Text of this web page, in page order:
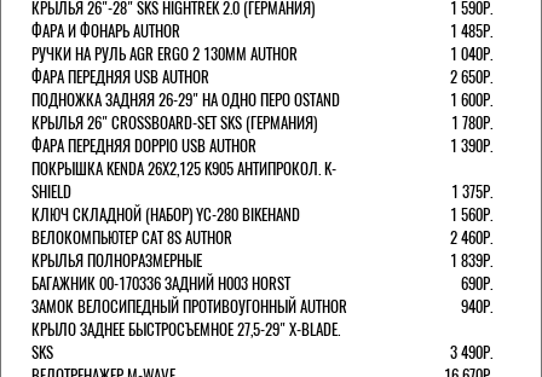
КРЫЛЬЯ 26"-28" SKS HIGHTREK 2.0 (ГЕРМАНИЯ)
1 590Р.
ФАРА И ФОНАРЬ AUTHOR
1 485Р.
РУЧКИ НА РУЛЬ AGR ERGO 2 130ММ AUTHOR
1 040Р.
ФАРА ПЕРЕДНЯЯ USB AUTHOR
2 650Р.
ПОДНОЖКА ЗАДНЯЯ 26-29" НА ОДНО ПЕРО OSTAND
1 600Р.
КРЫЛЬЯ 26" CROSSBOARD-SET SKS (ГЕРМАНИЯ)
1 780Р.
ФАРА ПЕРЕДНЯЯ DOPPIO USB AUTHOR
1 390Р.
ПОКРЫШКА KENDA 26Х2,125 K905 АНТИПРОКОЛ. K-
SHIELD
1 375Р.
КЛЮЧ СКЛАДНОЙ (НАБОР) YC-280 BIKEHAND
1 560Р.
ВЕЛОКОМПЬЮТЕР CAT 8S AUTHOR
2 460Р.
КРЫЛЬЯ ПОЛНОРАЗМЕРНЫЕ
1 839Р.
БАГАЖНИК 00-170336 ЗАДНИЙ H003 HORST
690Р.
ЗАМОК ВЕЛОСИПЕДНЫЙ ПРОТИВОУГОННЫЙ AUTHOR
940Р.
КРЫЛО ЗАДНЕЕ БЫСТРОСЪЕМНОЕ 27,5-29" X-BLADE.
SKS
3 490Р.